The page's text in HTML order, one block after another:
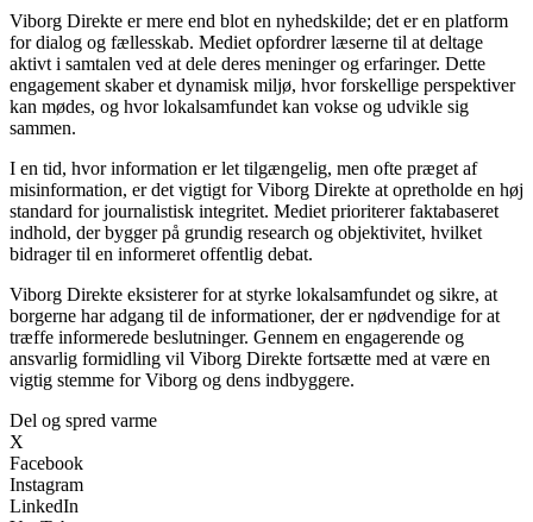
Viborg Direkte er mere end blot en nyhedskilde; det er en platform
for dialog og fællesskab. Mediet opfordrer læserne til at deltage
aktivt i samtalen ved at dele deres meninger og erfaringer. Dette
engagement skaber et dynamisk miljø, hvor forskellige perspektiver
kan mødes, og hvor lokalsamfundet kan vokse og udvikle sig
sammen.
I en tid, hvor information er let tilgængelig, men ofte præget af
misinformation, er det vigtigt for Viborg Direkte at opretholde en høj
standard for journalistisk integritet. Mediet prioriterer faktabaseret
indhold, der bygger på grundig research og objektivitet, hvilket
bidrager til en informeret offentlig debat.
Viborg Direkte eksisterer for at styrke lokalsamfundet og sikre, at
borgerne har adgang til de informationer, der er nødvendige for at
træffe informerede beslutninger. Gennem en engagerende og
ansvarlig formidling vil Viborg Direkte fortsætte med at være en
vigtig stemme for Viborg og dens indbyggere.
Del og spred varme
X
Facebook
Instagram
LinkedIn